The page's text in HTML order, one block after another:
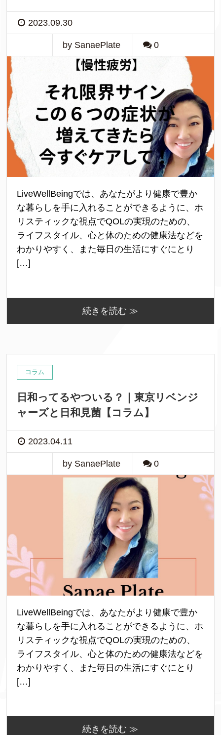
2023.09.30
by SanaePlate 0
LiveWellBeingでは、あなたがより健康で豊か
な暮らしを手に入れることができるように、ホ
リスティックな視点でQOLの実現のための、
ライフスタイル、心と体のための健康法などを
わかりやすく、また毎日の生活にすぐにとり
[…]
続きを読む ≫
コラム
日和ってるやついる？｜東京リベンジ
ャーズと日和見菌【コラム】
2023.04.11
by SanaePlate 0
LiveWellBeingでは、あなたがより健康で豊か
な暮らしを手に入れることができるように、ホ
リスティックな視点でQOLの実現のための、
ライフスタイル、心と体のための健康法などを
わかりやすく、また毎日の生活にすぐにとり
[…]
続きを読む ≫